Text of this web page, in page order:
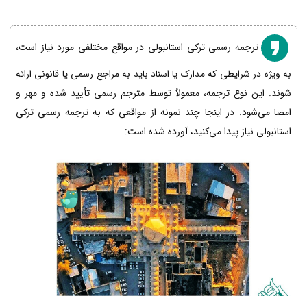
ترجمه رسمی ترکی استانبولی در مواقع مختلفی مورد نیاز است،
به ویژه در شرایطی که مدارک یا اسناد باید به مراجع رسمی یا قانونی ارائه
شوند. این نوع ترجمه، معمولاً توسط مترجم رسمی تأیید شده و مهر و
امضا می‌شود. در اینجا چند نمونه از مواقعی که به ترجمه رسمی ترکی
استانبولی نیاز پیدا می‌کنید، آورده شده است: